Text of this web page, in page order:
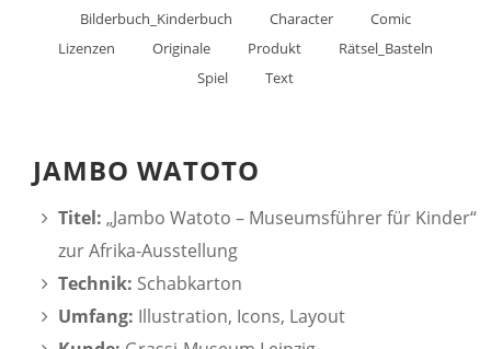
Bilderbuch_Kinderbuch
Character
Comic
Lizenzen
Originale Produkt
Rätsel_Basteln
Spiel
Text
JAMBO WATOTO
Titel: „Jambo Watoto – Museumsführer für Kinder“
zur Afrika-Ausstellung
Technik: Schabkarton
Umfang: Illustration, Icons, Layout